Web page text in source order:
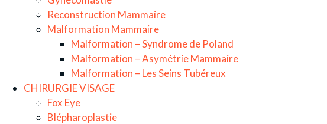
Reconstruction Mammaire
Malformation Mammaire
Malformation – Syndrome de Poland
Malformation – Asymétrie Mammaire
Malformation – Les Seins Tubéreux
CHIRURGIE VISAGE
Fox Eye
Blépharoplastie